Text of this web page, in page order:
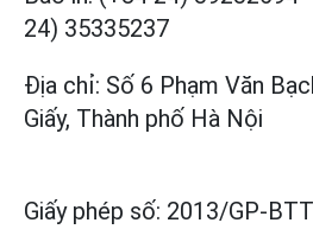
24) 35335237
Địa chỉ: Số 6 Phạm Văn
Giấy, Thành phố Hà Nội
Giấy phép số: 2013/GP-